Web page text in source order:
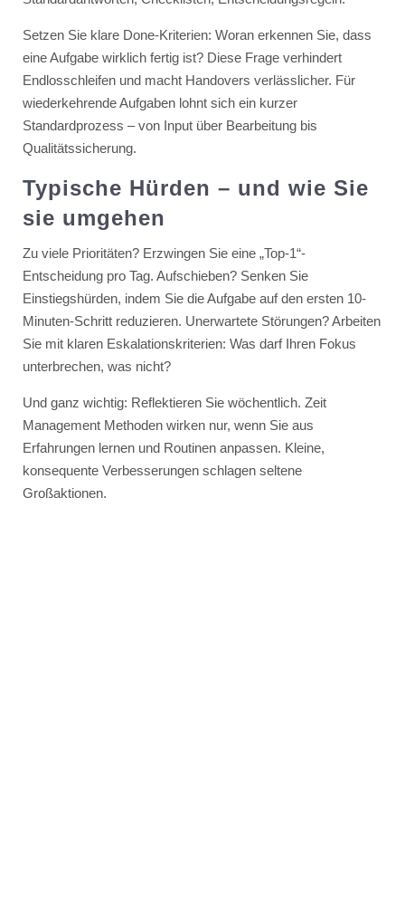
Setzen Sie klare Done-Kriterien: Woran erkennen Sie, dass
eine Aufgabe wirklich fertig ist? Diese Frage verhindert
Endlosschleifen und macht Handovers verlässlicher. Für
wiederkehrende Aufgaben lohnt sich ein kurzer
Standardprozess – von Input über Bearbeitung bis
Qualitätssicherung.
Typische Hürden – und wie Sie
sie umgehen
Zu viele Prioritäten? Erzwingen Sie eine „Top-1“-
Entscheidung pro Tag. Aufschieben? Senken Sie
Einstiegshürden, indem Sie die Aufgabe auf den ersten 10-
Minuten-Schritt reduzieren. Unerwartete Störungen? Arbeiten
Sie mit klaren Eskalationskriterien: Was darf Ihren Fokus
unterbrechen, was nicht?
Und ganz wichtig: Reflektieren Sie wöchentlich. Zeit
Management Methoden wirken nur, wenn Sie aus
Erfahrungen lernen und Routinen anpassen. Kleine,
konsequente Verbesserungen schlagen seltene
Großaktionen.